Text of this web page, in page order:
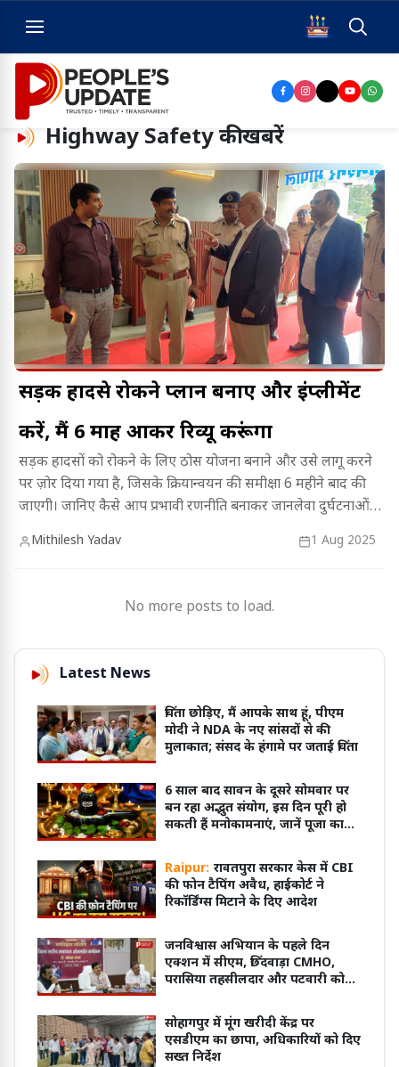
Highway Safetyकी खबरें
सड़क हादसे रोकने प्लान बनाएं और इंप्लीमेंट
करें, मैं 6 माह आकर ​रिव्यू करूंगा
सड़क हादसों को रोकने के लिए ठोस योजना बनाने और उसे लागू करने
पर ज़ोर दिया गया है, जिसके क्रियान्वयन की समीक्षा 6 महीने बाद की
जाएगी। जानिए कैसे आप प्रभावी रणनीति बनाकर जानलेवा दुर्घटनाओं
Mithilesh Yadav 1 Aug 2025
No more posts to load.
Latest News
चिंता छोड़िए, मैं आपके साथ हूं, पीएम
मोदी ने NDA के नए सांसदों से की
मुलाकात; संसद के हंगामे पर जताई चिंता
6 साल बाद सावन के दूसरे सोमवार पर
बन रहा अद्भुत संयोग, इस दिन पूरी हो
सकती हैं मनोकामनाएं, जानें पूजा का
Raipur: रावतपुरा सरकार केस में CBI
की फोन टैपिंग अवैध, हाईकोर्ट ने
रिकॉर्डिंग्स मिटाने के दिए आदेश
जनविश्वास अभियान के पहले दिन
एक्शन में सीएम, छिंदवाड़ा CMHO,
परासिया तहसीलदार और पटवारी को
सोहागपुर में मूंग खरीदी केंद्र पर
एसडीएम का छापा, अधिकारियों को दिए
सख्त निर्देश